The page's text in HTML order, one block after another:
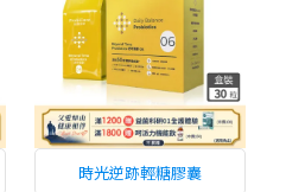
時光逆跡輕糖膠囊